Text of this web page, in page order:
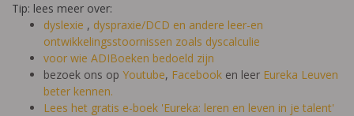
Tip: lees meer over:
dyslexie , dyspraxie/DCD en andere leer-en
ontwikkelingsstoornissen zoals dyscalculie
voor wie ADIBoeken bedoeld zijn
bezoek ons op Youtube, Facebook en leer Eureka Leuven
beter kennen.
Lees het gratis e-boek 'Eureka: leren en leven in je talent'